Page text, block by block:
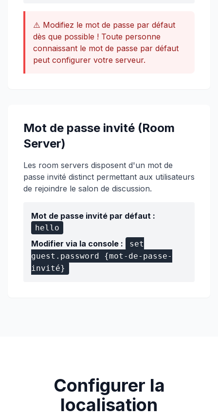
⚠️ Modifiez le mot de passe par défaut
dès que possible ! Toute personne
connaissant le mot de passe par défaut
peut configurer votre serveur.
Mot de passe invité (Room
Server)
Les room servers disposent d'un mot de
passe invité distinct permettant aux utilisateurs
de rejoindre le salon de discussion.
Mot de passe invité par défaut :
hello
Modifier via la console :
set
guest.password {mot-de-passe-
invité}
Configurer la
localisation